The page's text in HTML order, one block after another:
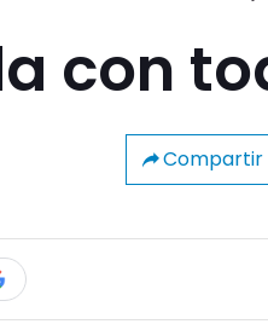
con
Compartir